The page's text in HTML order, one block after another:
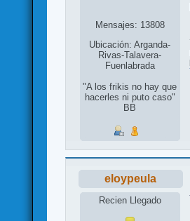
Mensajes: 13808
Ubicación: Arganda-
Rivas-Talavera-
Fuenlabrada
"A los frikis no hay que
hacerles ni puto caso"
BB
eloypeula
Recien Llegado